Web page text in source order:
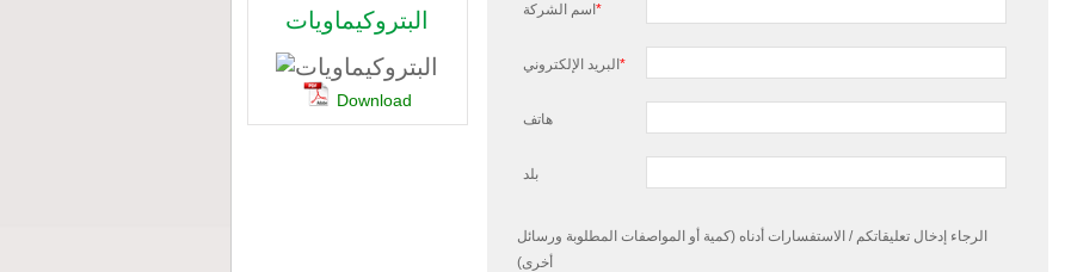
البتروكيماويات
Download
اسم الشركة *
البريد الإلكتروني *
هاتف
بلد
الرجاء إدخال تعليقاتكم / الاستفسارات أدناه (كمية أو المواصفات المطلوبة ورسائل
أخرى)